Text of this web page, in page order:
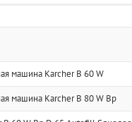
машина Karcher B 60 W
машина Karcher B 80 W Bp